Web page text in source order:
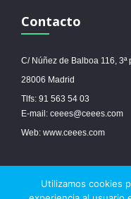
Contacto
C/ Núñez de Balboa 116, 3ª
28006 Madrid
Tlfs: 91 563 54 03
E-mail: ceees@ceees.com
Web: www.ceees.com
© 2017 Ceees - Sitio web
Utilizamos cookies